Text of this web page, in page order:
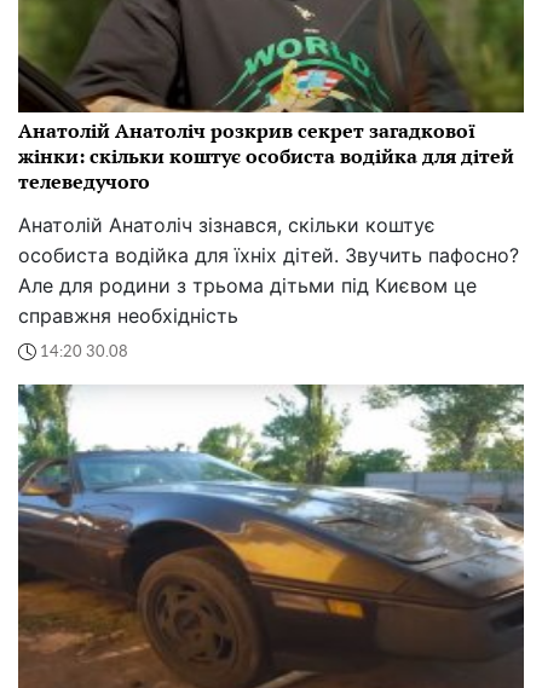
Анатолій Анатоліч розкрив секрет загадкової
жінки: скільки коштує особиста водійка для дітей
телеведучого
Анатолій Анатоліч зізнався, скільки коштує
особиста водійка для їхніх дітей. Звучить пафосно?
Але для родини з трьома дітьми під Києвом це
справжня необхідність
14:20 30.08